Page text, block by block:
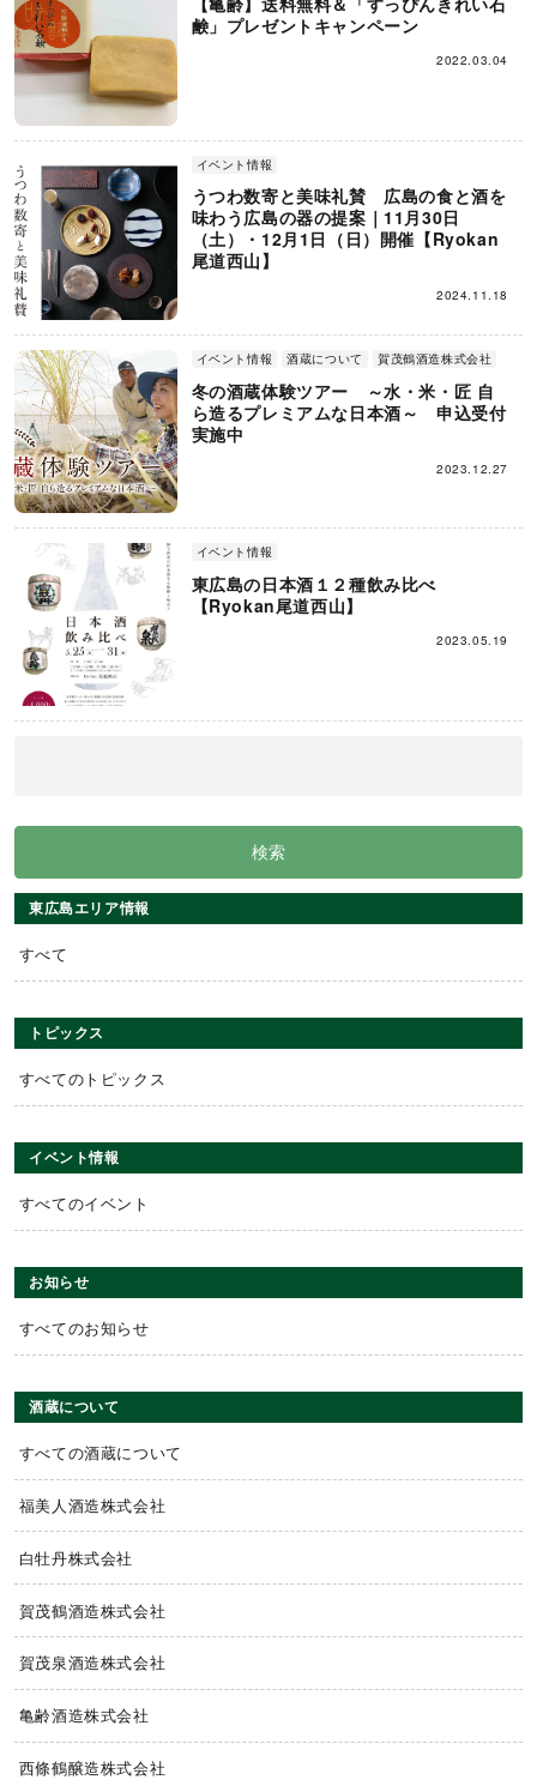
鹸」プレゼントキャンペーン
2022.03.04
イベント情報
うつわ数寄と美味礼賛 広島の食と酒を
味わう広島の器の提案｜11月30日
（土）・12月1日（日）開催【Ryokan
尾道西山】
2024.11.18
イベント情報 酒蔵について 賀茂鶴酒造株式会社
冬の酒蔵体験ツアー ～水・米・匠 自
ら造るプレミアムな日本酒～ 申込受付
実施中
2023.12.27
イベント情報
東広島の日本酒１２種飲み比べ
【Ryokan尾道西山】
2023.05.19
東広島エリア情報
すべて
トピックス
すべてのトピックス
イベント情報
すべてのイベント
お知らせ
すべてのお知らせ
酒蔵について
すべての酒蔵について
福美人酒造株式会社
白牡丹株式会社
賀茂鶴酒造株式会社
賀茂泉酒造株式会社
亀齢酒造株式会社
西條鶴醸造株式会社